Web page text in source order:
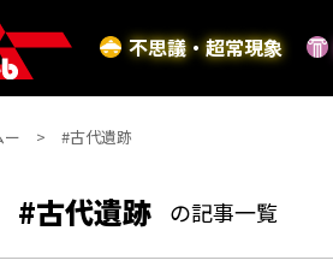
不思議・超常現象
#古代遺跡
#古代遺跡 の記事一覧